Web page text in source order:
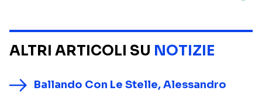
ALTRI ARTICOLI SU NOTIZIE
Ballando Con Le Stelle, Alessandro